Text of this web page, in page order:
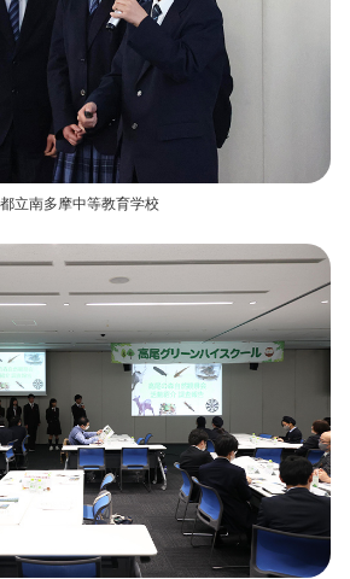
都立南多摩中等教育学校